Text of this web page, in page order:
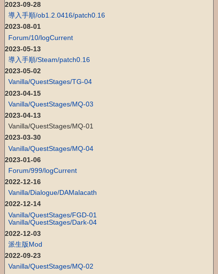
2023-09-28
導入手順/ob1.2.0416/patch0.16
2023-08-01
Forum/10/logCurrent
2023-05-13
導入手順/Steam/patch0.16
2023-05-02
Vanilla/QuestStages/TG-04
2023-04-15
Vanilla/QuestStages/MQ-03
2023-04-13
Vanilla/QuestStages/MQ-01
2023-03-30
Vanilla/QuestStages/MQ-04
2023-01-06
Forum/999/logCurrent
2022-12-16
Vanilla/Dialogue/DAMalacath
2022-12-14
Vanilla/QuestStages/FGD-01
Vanilla/QuestStages/Dark-04
2022-12-03
派生版Mod
2022-09-23
Vanilla/QuestStages/MQ-02